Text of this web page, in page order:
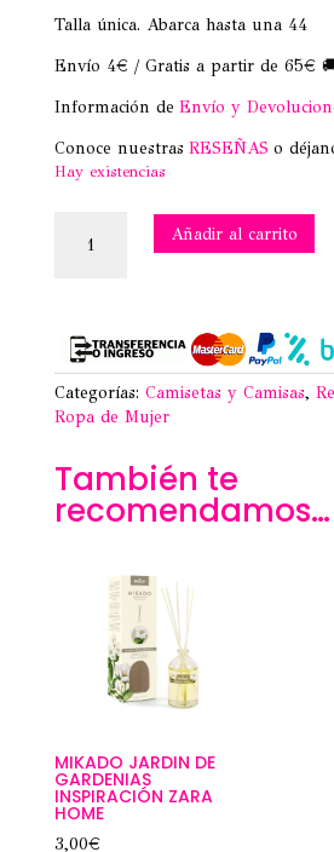
original
era:
14,95€.
actual
es:
Talla única. Abarca hasta una 44
Envío 4€ / Gratis a partir de 65€
Información de Envío y
Conoce nuestras RESEÑAS o
Hay existencias
ENCAJE
Añadir al carrito
Categorías: Camisetas y Camisas,
Ropa de Mujer
También te
recomendamos…
MIKADO JARDIN DE
GARDENIAS
INSPIRACIÓN ZARA
HOME
3,00€